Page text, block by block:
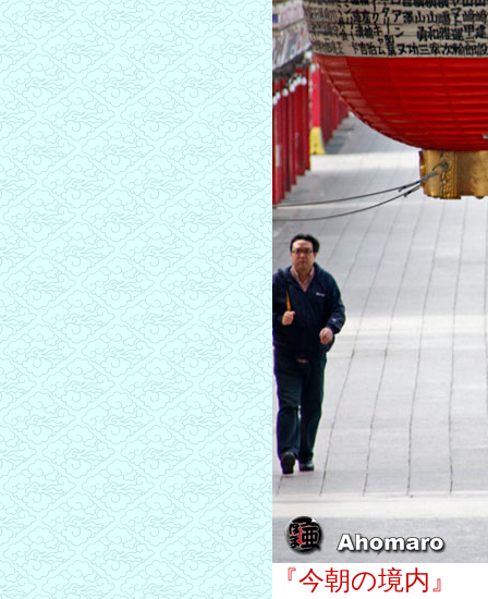
『今朝の境内』